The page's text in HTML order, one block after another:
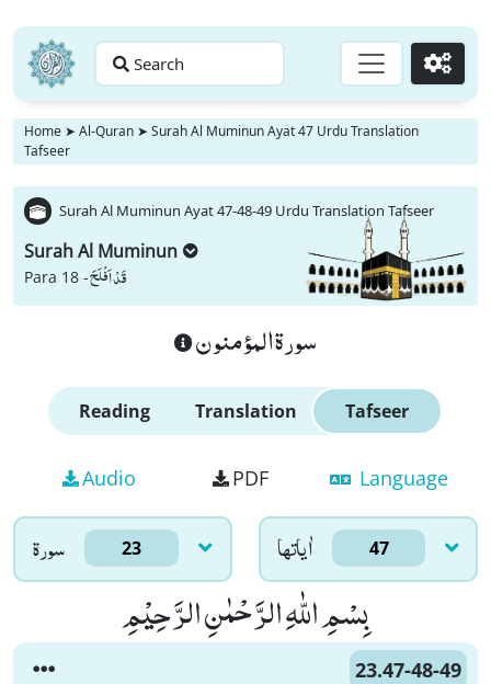
Search Go
Home ➤ Al-Quran ➤ Surah Al Muminun Ayat 47 Urdu Translation
Tafseer
Surah Al Muminun Ayat 47-48-49 Urdu Translation Tafseer
Surah Al Muminun
Para 18 -قَدْ اَفْلَحَ
سورة المؤمنون
Reading Translation Tafseer
Audio PDF Language
سورۃ 23 اٰياتها 47
بِسْمِ اللّٰهِ الرَّحْمٰنِ الرَّحِیْمِ
23.47-48-49